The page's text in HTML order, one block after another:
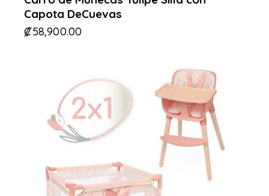
Capota DeCuevas
₡58,900.00